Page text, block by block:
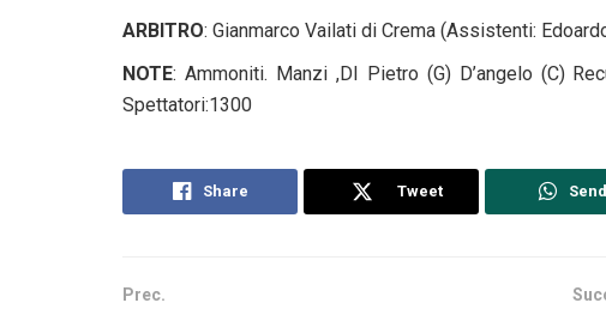
ARBITRO: Gianmarco Vailati di Crema (Assistenti:
NOTE: Ammoniti. Manzi ,DI Pietro (G) D’angelo (C)
Spettatori:1300
Share Tweet Send
Prec.